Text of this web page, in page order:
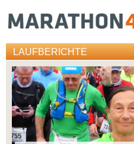
LAUFBERICHTE